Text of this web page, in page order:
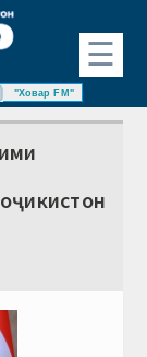
☰
"Ховар FM"